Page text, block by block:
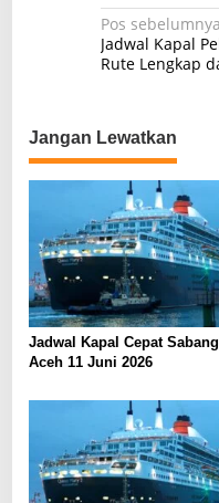
N
a
i
g
a
s
i
p
o
s
Pos sebelumnya
Jadwal Kapal
Rute Lengkap
Jangan Lewatkan
Jadwal Kapal Cepat
Aceh 11 Juni 2026